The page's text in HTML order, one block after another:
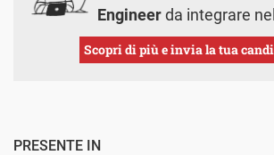
Engineerda integrare
Scopri di più e invia la tua
PRESENTE IN